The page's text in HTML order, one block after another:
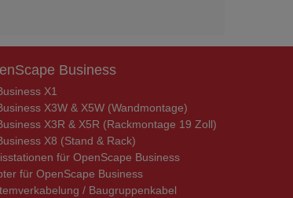
Business
X1
X3W & X5W (Wandmontage)
X3R & X5R (Rackmontage 19 Zoll)
X8 (Stand & Rack)
für OpenScape Business
für OpenScape Business
/ Baugruppenkabel